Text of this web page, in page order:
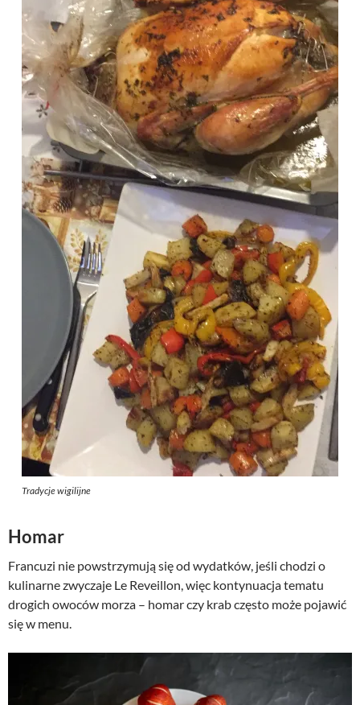
Tradycje wigilijne
Homar
Francuzi nie powstrzymują się od wydatków, jeśli chodzi o
kulinarne zwyczaje Le Reveillon, więc kontynuacja tematu
drogich owoców morza – homar czy krab często może pojawić
się w menu.